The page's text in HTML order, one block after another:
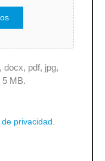
docx, pdf, jpg,
5 MB.
privacidad